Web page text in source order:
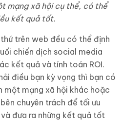
mạng xã hội cụ thể, có thể
kết quả tốt.
thứ trên web đều có thể định
chiến dịch social media
kết quả và tính toán ROI.
điều bạn kỳ vọng thì bạn có
một mạng xã hội khác hoặc
chuyên trách để tối ưu
đưa ra những kết quả tốt